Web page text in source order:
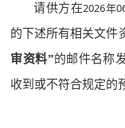
请供方在2026年
的下述所有相关文件
审资料”的邮件名称
收到或不符合规定的